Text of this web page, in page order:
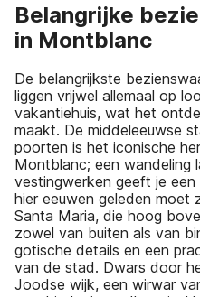
Belangrijke
in Montblanc
De belangrijkste
liggen vrijwel allemaal op
vakantiehuis, wat het
maakt. De middeleeuwse
poorten is het iconische
Montblanc; een wandeling
vestingwerken geeft je
hier eeuwen geleden moet
Santa Maria, die hoog
zowel van buiten als van
gotische details en een
van de stad. Dwars door
Joodse wijk, een wirwar